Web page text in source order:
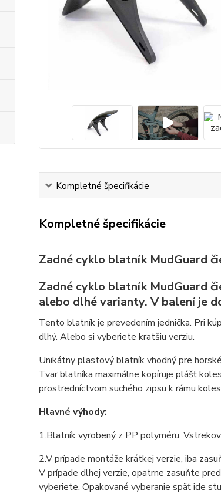
Kompletné špecifikácie
Kompletné špecifikácie
Zadné cyklo blatník MudGuard
Zadné cyklo blatník MudGuard
alebo dlhé varianty. V balení je
Tento blatník je prevedením jednička. Pri
dlhý. Alebo si vyberiete kratšiu verziu.
Unikátny plastový blatník vhodný pre
Tvar blatníka maximálne kopíruje plášť
prostredníctvom suchého zipsu k rámu
Hlavné výhody:
1.Blatník vyrobený z PP polyméru.
2.V prípade montáže krátkej verzie, iba
V prípade dlhej verzie, opatrne zasuňte
vyberiete. Opakované vyberanie späť ide